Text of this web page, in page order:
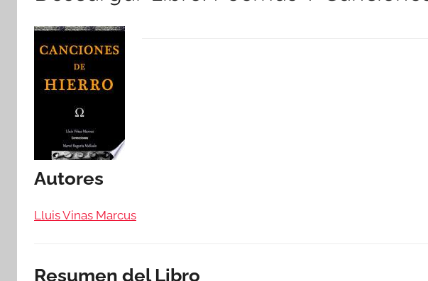
Autores
Lluis Vinas Marcus
Resumen del Libro